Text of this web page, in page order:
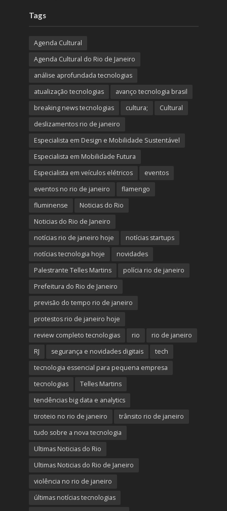
Tags
Agenda Cultural
Agenda Cultural do Rio de Janeiro
análise aprofundada tecnologias
atualização tecnologias
avanço tecnologia brasil
breaking news tecnologias
cultura;
Cultural
deslizamentos rio de janeiro
Especialista em Design e Mobilidade Sustentável
Especialista em Mobilidade Futura
Especialista em veículos elétricos
eventos
eventos no rio de janeiro
flamengo
fluminense
Noticias do Rio
Noticias do Rio de Janeiro
notícias rio de janeiro hoje
notícias startups
notícias tecnologia hoje
novidades
Palestrante Telles Martins
polícia rio de janeiro
Prefeitura do Rio de Janeiro
previsão do tempo rio de janeiro
protestos rio de janeiro hoje
review completo tecnologias
rio
rio de janeiro
RJ
segurança e novidades digitais
tech
tecnologia essencial para pequena empresa
tecnologias
Telles Martins
tendências big data e analytics
tiroteio no rio de janeiro
trânsito rio de janeiro
tudo sobre a nova tecnologia
Ultimas Noticias do Rio
Ultimas Noticias do Rio de Janeiro
violência no rio de janeiro
últimas notícias tecnologias